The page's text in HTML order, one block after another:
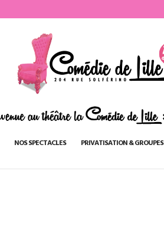
NOS SPECTACLES PRIVATISATION & GROUPES